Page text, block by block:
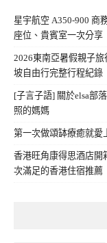
星宇航空 A350-900 商
座位、貴賓室一次分享
2026東南亞暑假親子
坡自由行完整行程紀錄
[子言子語] 關於elsa部
照的媽媽
第一次做頌缽療癒就愛
香港旺角康得思酒店開
次滿足的香港住宿推薦